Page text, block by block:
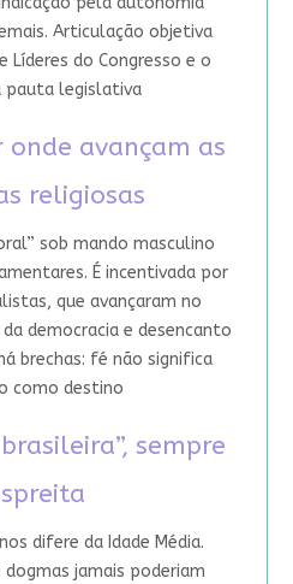
Articulação objetiva
Líderes do Congresso e o
pauta legislativa
onde avançam as
religiosas
sob mando masculino
É incentivada por
que avançaram no
democracia e desencanto
brechas: fé não significa
como destino
sempre
difere da Idade Média.
dogmas jamais poderiam